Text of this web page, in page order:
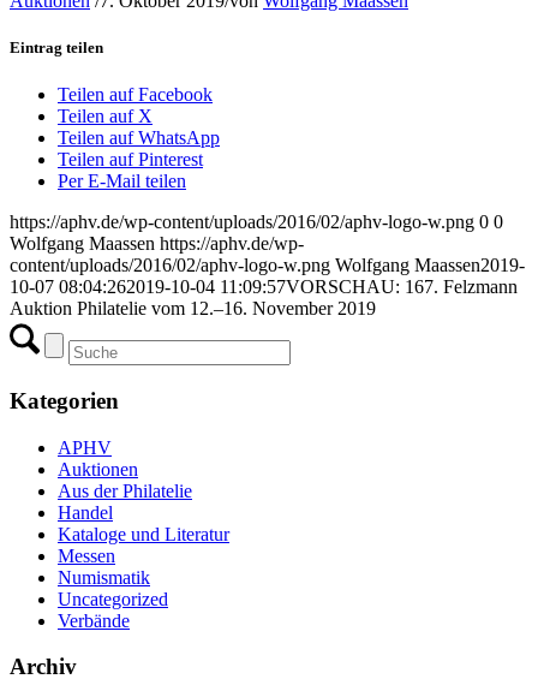
Eintrag teilen
Teilen auf Facebook
Teilen auf X
Teilen auf WhatsApp
Teilen auf Pinterest
Per E-Mail teilen
https://aphv.de/wp-content/uploads/2016/02/aphv-logo-w.png 0 0
Wolfgang Maassen https://aphv.de/wp-
content/uploads/2016/02/aphv-logo-w.png Wolfgang Maassen2019-
10-07 08:04:262019-10-04 11:09:57VORSCHAU: 167. Felzmann
Auktion Philatelie vom 12.–16. November 2019
Kategorien
APHV
Auktionen
Aus der Philatelie
Handel
Kataloge und Literatur
Messen
Numismatik
Uncategorized
Verbände
Archiv